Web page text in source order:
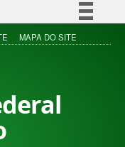
Simplifique!
à informação
MAPA DO SITE